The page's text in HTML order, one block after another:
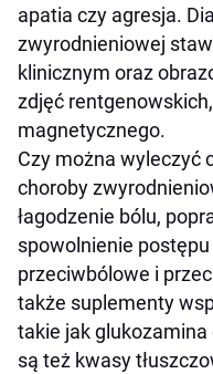
apatia czy agresja.
zwyrodnieniowej
klinicznym oraz
zdjęć
magnetycznego.
Czy można wyleczyć
choroby
łagodzenie bólu,
spowolnienie
przeciwbólowe i
także suplementy
takie jak
są też kwasy